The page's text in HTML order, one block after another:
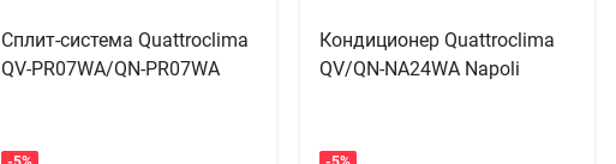
Сплит-система Quattroclima
QV-PR07WA/QN-PR07WA
Кондиционер Quattroclima
QV/QN-NA24WA Napoli